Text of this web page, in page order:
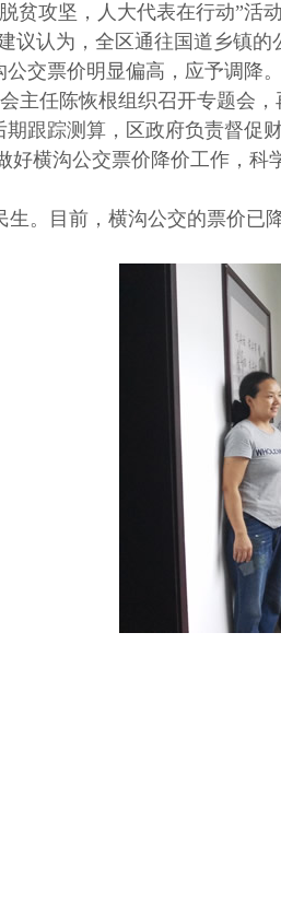
贫攻坚，人大代表在行动”活
议认为，全区通往国道乡镇
交票价明显偏高，应予调降
主任陈恢根组织召开专题会
跟踪测算，区政府负责督促
好横沟公交票价降价工作，
。目前，横沟公交的票价已